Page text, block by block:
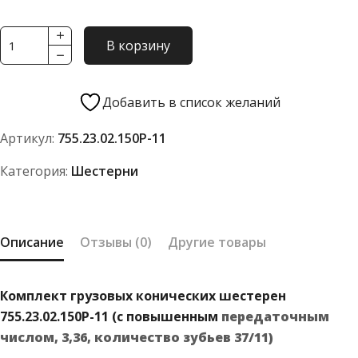
Количество
товара
шестерен
В корзину
Добавить в список желаний
Артикул: 755.23.02.150Р-11
Категория: Шестерни
Описание Отзывы (0) Другие товары
Комплект грузовых конических шестерен
755.23.02.150Р-11 (с повышенным передаточным
числом, 3,36, количество зубьев 37/11)